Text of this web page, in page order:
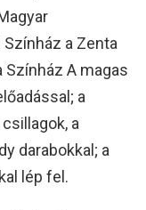
a Zenta
A magas
a
a
darabokkal; a
lép fel.